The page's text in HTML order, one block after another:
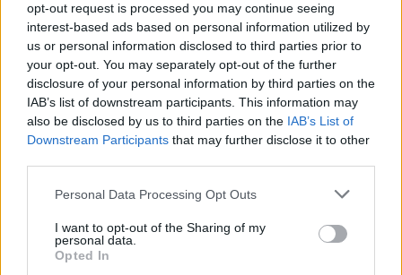
opt-out request is processed you may continue seeing
interest-based ads based on personal information utilized by
us or personal information disclosed to third parties prior to
your opt-out. You may separately opt-out of the further
disclosure of your personal information by third parties on the
IAB’s list of downstream participants. This information may
also be disclosed by us to third parties on the IAB’s List of
Downstream Participants that may further disclose it to other
Personal Data Processing Opt Outs
I want to opt-out of the Sharing of my
personal data.
Opted In
Το μέλλον ξεκινά από το Deree:
10 λόγοι για να επενδύσεις στις
σπουδές στο Αμερικανικό
Κολλέγιο Ελλάδος
Όλα αυτά που καθιστούν το Deree στην
κορυφαία επιλογή για τις σπουδές και για
το επαγγελματικό σου μ...
Ναταλία Πετρίτη
08.07.2022